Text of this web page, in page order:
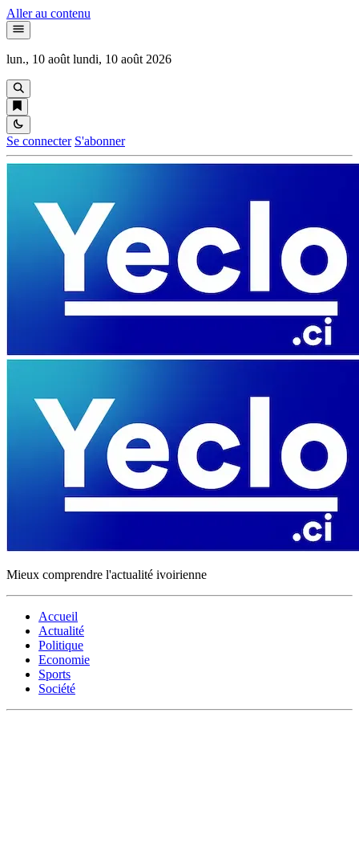
Aller au contenu
lun., 10 août lundi, 10 août 2026
Se connecter S'abonner
Mieux comprendre l'actualité ivoirienne
Accueil
Actualité
Politique
Economie
Sports
Société